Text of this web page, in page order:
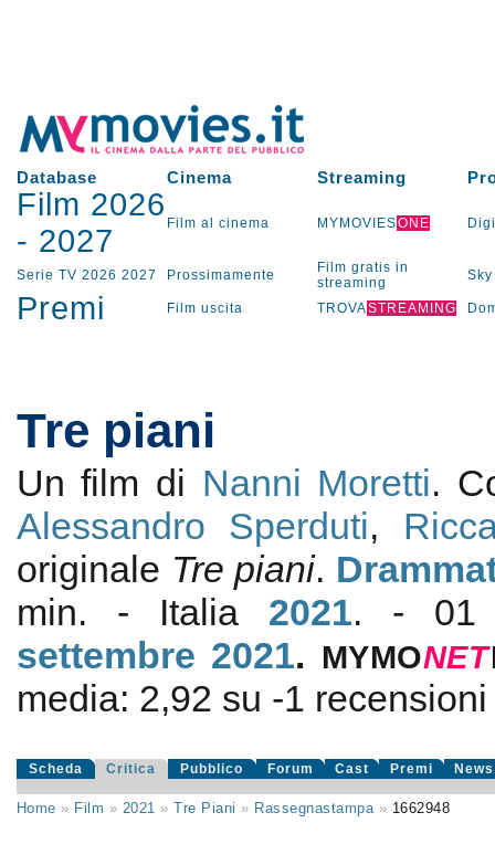
Database Cinema Streaming
Film 2026
- 2027 Film al cinema MYMOVIESONE
Serie TV 2026 2027 Prossimamente
Film gratis in
streaming
Sky
Premi Film uscita TROVASTREAMING
Tre piani
Un film di Nanni Moretti.
Alessandro Sperduti,
originale Tre piani.
min. - Italia 2021. - 01
settembre 2021. MYMONET
media: 2,92 su -1
Scheda Critica Pubblico Forum Cast Premi News
Home » Film » 2021 »Tre Piani » Rassegnastampa» 1662948